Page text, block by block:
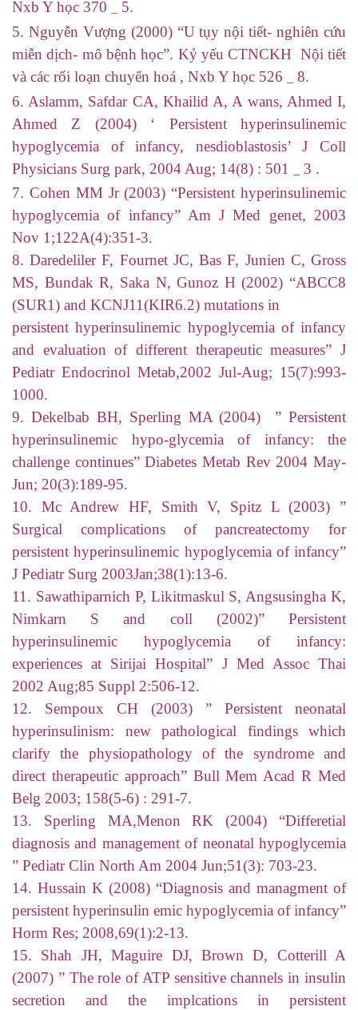
Nxb Y học 370 – 5.
5. Nguyễn Vượng (2000) “U tụy nội tiết- nghiên cứu
miễn dịch- mô bệnh học”. Kỷ yếu CTNCKH Nội tiết
và các rối loạn chuyển hoá , Nxb Y học 526­ – 8.
6. Aslamm, Safdar CA, Khailid A, A wans, Ahmed I,
Ahmed Z (2004) ‘ Persistent hyperinsulinemic
hypoglycemia of infancy, nesdioblastosis’ J Coll
Physicians Surg park, 2004 Aug; 14(8) : 501 – 3 .
7. Cohen MM Jr (2003) “Persistent hyperinsulinemic
hypoglycemia of infancy” Am J Med genet, 2003
Nov 1;122A(4):351-3.
8. Daredeliler F, Fournet JC, Bas F, Junien C, Gross
MS, Bundak R, Saka N, Gunoz H (2002) “ABCC8
(SUR1) and KCNJ11(KIR6.2) mutations in
persistent hyperinsulinemic hypoglycemia of infancy
and evaluation of different therapeutic measures” J
Pediatr Endocrinol Metab,2002 Jul-Aug; 15(7):993-
1000.
9. Dekelbab BH, Sperling MA (2004) ” Persistent
hyperinsulinemic hypo-glycemia of infancy: the
challenge continues” Diabetes Metab Rev 2004 May-
Jun; 20(3):189-95.
10. Mc Andrew HF, Smith V, Spitz L (2003) ”
Surgical complications of pancreatectomy for
persistent hyperinsulinemic hypoglycemia of infancy”
J Pediatr Surg 2003Jan;38(1):13-6.
11. Sawathiparnich P, Likitmaskul S, Angsusingha K,
Nimkarn S and coll (2002)” Persistent
hyperinsulinemic hypoglycemia of infancy:
experiences at Sirijai Hospital” J Med Assoc Thai
2002 Aug;85 Suppl 2:506-12.
12. Sempoux CH (2003) ” Persistent neonatal
hyperinsulinism: new pathological findings which
clarify the physiopathology of the syndrome and
direct therapeutic approach” Bull Mem Acad R Med
Belg 2003; 158(5-6) : 291-7.
13. Sperling MA,Menon RK (2004) “Differetial
diagnosis and management of neonatal hypoglycemia
” Pediatr Clin North Am 2004 Jun;51(3): 703-23.
14. Hussain K (2008) “Diagnosis and managment of
persistent hyperinsulin emic hypoglycemia of infancy”
Horm Res; 2008,69(1):2-13.
15. Shah JH, Maguire DJ, Brown D, Cotterill A
(2007) ” The role of ATP sensitive channels in insulin
secretion and the implcations in persistent